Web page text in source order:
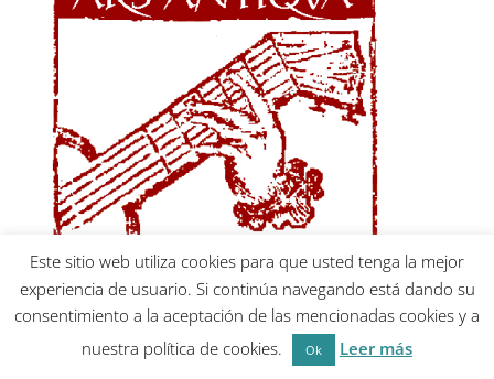
por El Diseñosaurio
Este sitio web utiliza cookies para que usted tenga la mejor
experiencia de usuario. Si continúa navegando está dando su
consentimiento a la aceptación de las mencionadas cookies y a
nuestra política de cookies.
Ok Leer más